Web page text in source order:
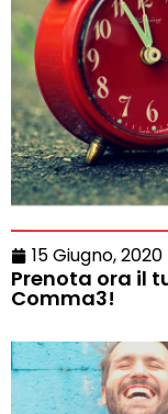
15 Giugno, 2020
Prenota ora il
Comma3!